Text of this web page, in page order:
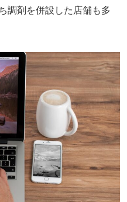
調剤を併設した店舗も多